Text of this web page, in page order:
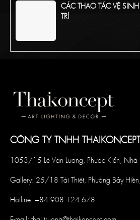
CÁC THAO TÁC VỆ
TRÍ
CÔNG TY TNHH THAIKONCEPT
1053/15 Lê Văn Lương, Phước Kiển, Nhà
Gallery: 25/18 Tái Thiết, Phường Bảy
Hotline: +84 908 124 678